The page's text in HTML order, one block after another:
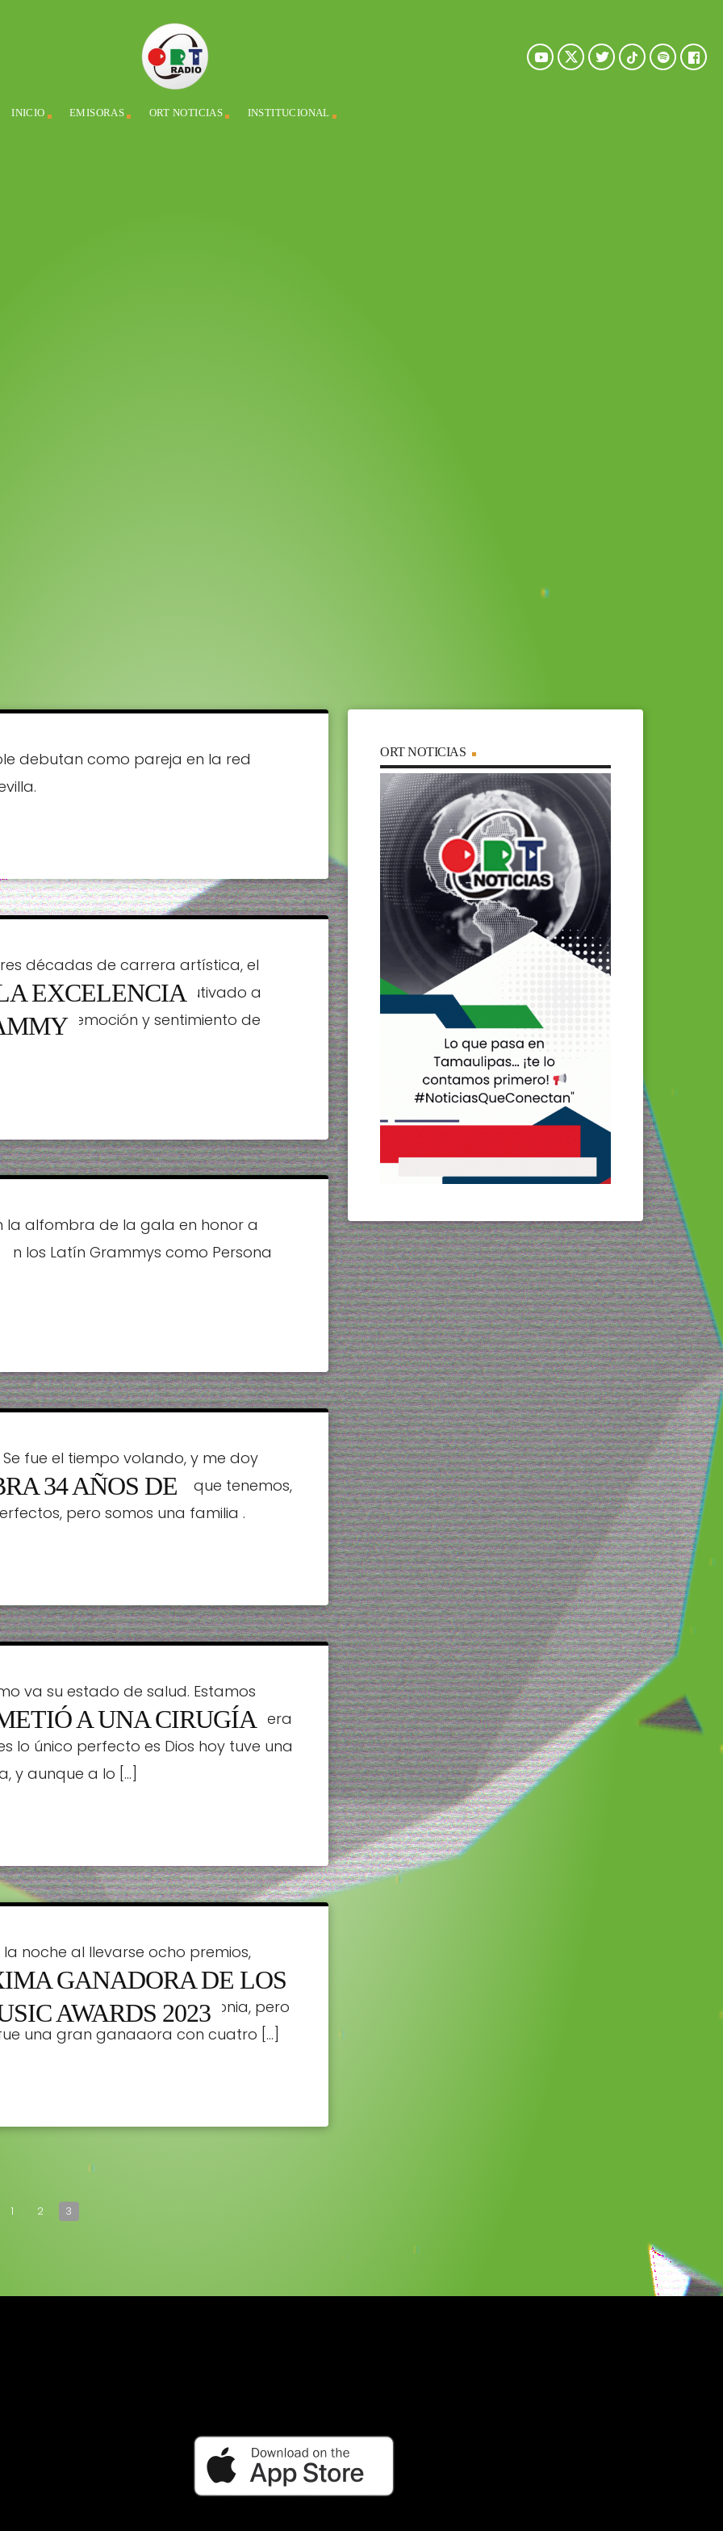
INICIO EMISORAS ORT NOTICIAS INSTITUCIONAL
debutan como pareja en la red
EXCELENCIA
décadas de carrera artística, el
Sus canciones han cautivado a
por la emoción y sentimiento de
la alfombra de la gala en honor a
en los Latín Grammys como Persona
34 AÑOS DE
fue el tiempo volando, y me doy
estos años, no es lo que tenemos,
pero somos una familia .
A UNA CIRUGÍA
va su estado de salud. Estamos
solo cosas bonitas como si todo fuera
lo único perfecto es Dios hoy tuve una
y aunque a lo […]
GANADORA DE LOS
AWARDS 2023
noche al llevarse ocho premios,
año, (por $trip Love) y artista
no asistió a la ceremonia, pero
una gran ganadora con cuatro […]
1 2 3
ORT NOTICIAS